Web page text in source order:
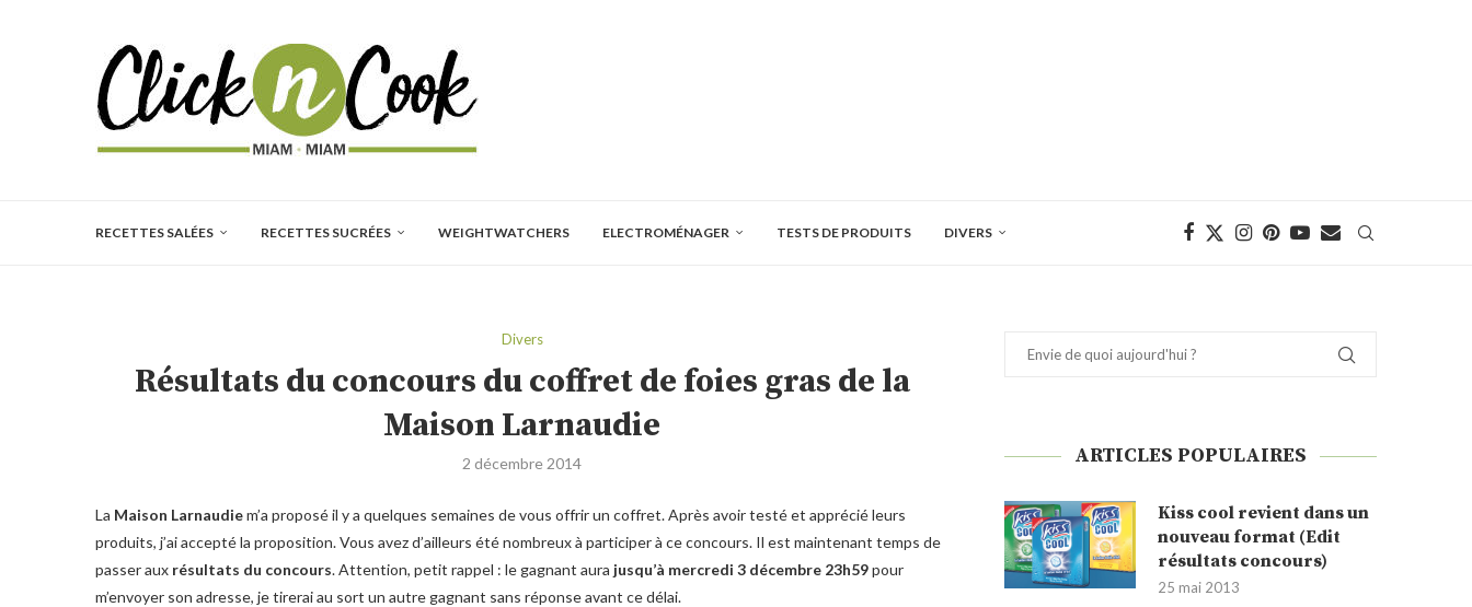
RECETTES SALÉES RECETTES SUCRÉES WEIGHTWATCHERS ELECTROMÉNAGER TESTS DE PRODUITS DIVERS
Divers
Résultats du concours du coffret de foies gras de la
Maison Larnaudie
2 décembre 2014
La Maison Larnaudiem’a proposé il y a quelques semaines de vous offrir un coffret. Après avoir testé et apprécié leurs
produits, j’ai accepté la proposition. Vous avez d’ailleurs été nombreux à participer à ce concours. Il est maintenant temps de
passer aux résultats du concours. Attention, petit rappel : le gagnant aura jusqu’à mercredi 3 décembre 23h59pour
m’envoyer son adresse, je tirerai au sort un autre gagnant sans réponse avant ce délai.
ARTICLES POPULAIRES
Kiss cool revient dans un
nouveau format (Edit
résultats concours)
25 mai 2013